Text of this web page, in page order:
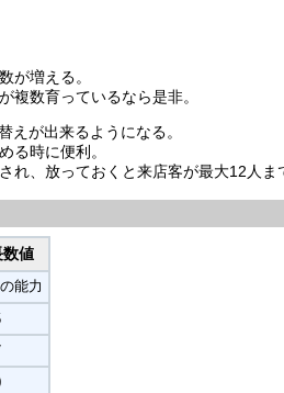
が増える。
複数育っているなら是非。
えが出来るようになる。
る時に便利。
れ、放っておくと来店客が最大12人ま
値
能力